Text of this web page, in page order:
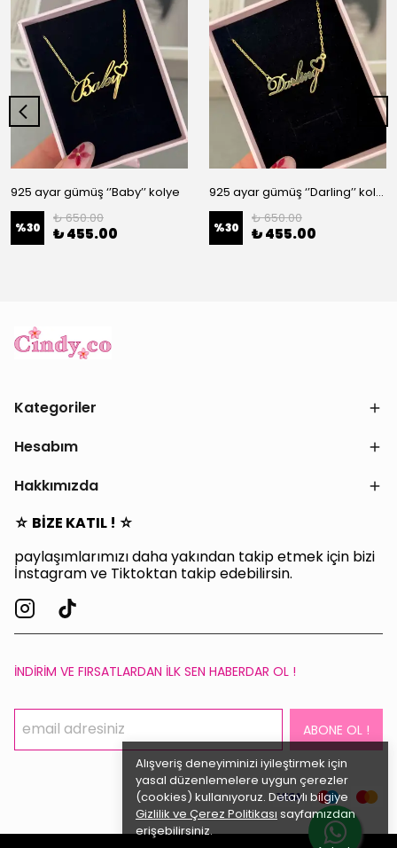
Alışveriş deneyiminizi iyileştirmek için
yasal düzenlemelere uygun çerezler
(cookies) kullanıyoruz. Detaylı bilgiye
Gizlilik ve Çerez Politikası sayfamızdan
erişebilirsiniz.
925 ayar gümüş ‘’Baby’’ kolye
%30
₺ 650.00
₺ 455.00
925 ayar gümüş ‘’Darling’’ kolye
%30
₺ 650.00
₺ 455.00
Kategoriler
Hesabım
Hakkımızda
☆ BİZE KATIL ! ☆
paylaşımlarımızı daha yakından takip etmek için bizi
İnstagram ve Tiktoktan takip edebilirsin.
İNDİRİM VE FIRSATLARDAN İLK SEN HABERDAR OL !
ABONE OL !